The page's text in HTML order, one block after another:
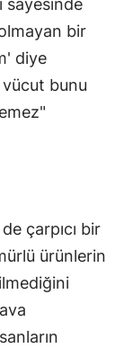
sayesinde
bir
diye
bunu
çarpıcı bir
ürünlerin